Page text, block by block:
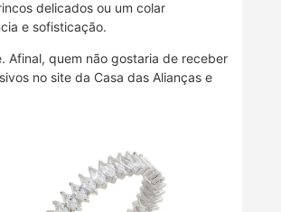
delicados ou um colar
e sofisticação.
Afinal, quem não gostaria de receber
no site da Casa das Alianças e